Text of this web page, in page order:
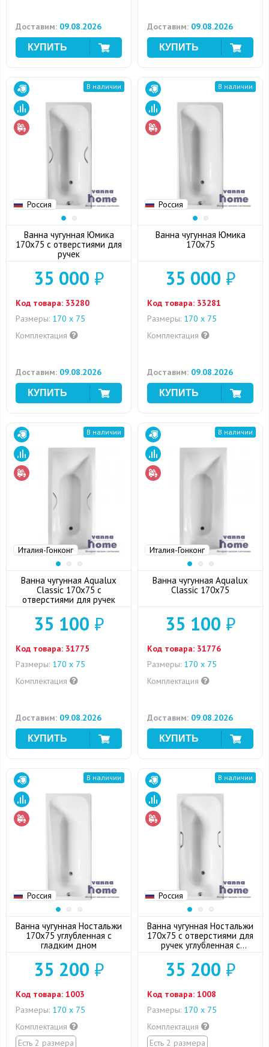
Доставим: 09.08.2026 Доставим: 09.08.2026
Россия
В наличии
Ванна чугунная Юмика
170x75 с отверстиями для
ручек
35 000 ₽
Код товара: 33280
Размеры: 170 х 75
Комплектация
Доставим: 09.08.2026
Россия
В наличии
Ванна чугунная Юмика
170x75
35 000 ₽
Код товара: 33281
Размеры: 170 х 75
Комплектация
Доставим: 09.08.2026
Италия-Гонконг
В наличии
Ванна чугунная Aqualux
Classic 170x75 с
отверстиями для ручек
35 100 ₽
Код товара: 31775
Размеры: 170 х 75
Комплектация
Доставим: 09.08.2026
Италия-Гонконг
В наличии
Ванна чугунная Aqualux
Classic 170x75
35 100 ₽
Код товара: 31776
Размеры: 170 х 75
Комплектация
Доставим: 09.08.2026
Россия
В наличии
Ванна чугунная Ностальжи
170x75 углубленная с
гладким дном
35 200 ₽
Код товара: 1003
Размеры: 170 х 75
Комплектация
Есть 2 размера
Россия
В наличии
Ванна чугунная Ностальжи
170x75 с отверстиями для
ручек углубленная с
35 200 ₽
Код товара: 1008
Размеры: 170 х 75
Комплектация
Есть 2 размера